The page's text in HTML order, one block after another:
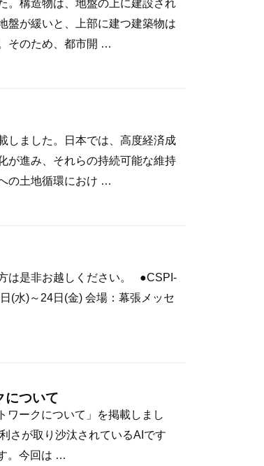
。構造物は、地盤の上に建設され
盤が緩いと、上部に建つ建築物は
そのため、都市開 …
しました。日本では、高度経済成
が進み、それらの持続可能な維持
の土地循環におけ …
は是非お越しください。 ●CSPI-
(水)～24日(金) 会場：幕張メッセ
について
ワークについて」を掲載しまし
さが取り沙汰されているAIです
。今回は …